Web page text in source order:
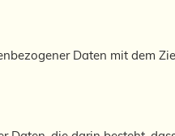
Daten mit dem